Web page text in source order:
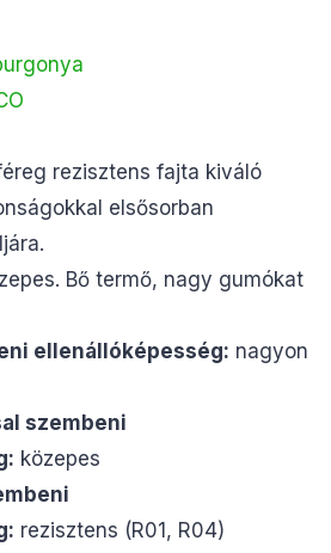
rezisztens fajta kiváló
elsősorban
Bő termő, nagy gumókat
ellenállóképesség: nagyon
szembeni
közepes
rezisztens (R01, R04)